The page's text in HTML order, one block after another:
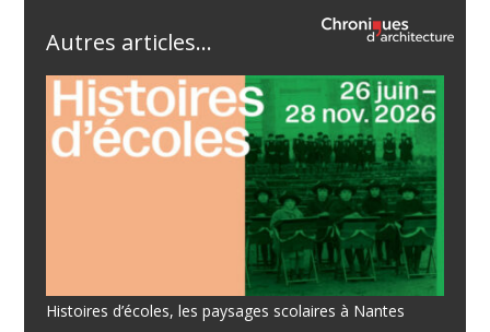
Autres articles...
Histoires d’écoles, les paysages scolaires à Nantes